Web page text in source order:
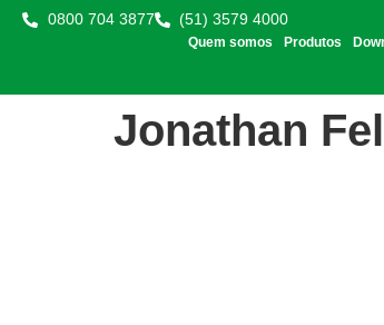
0800 704 3877 (51) 3579 4000
Quem somos Produtos
Jonathan